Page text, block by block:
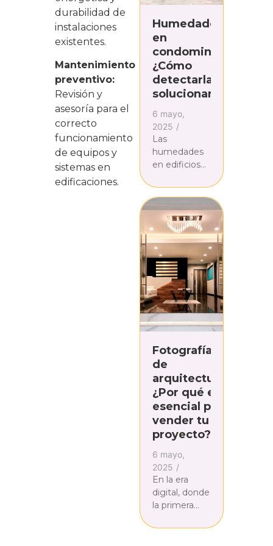
durabilidad de
instalaciones
existentes.
Mantenimiento
preventivo:
Revisión y
asesoría para el
correcto
funcionamiento
de equipos y
sistemas en
edificaciones.
Humedades
en
condominios:
¿Cómo
detectarlas y
solucionarlas?
6 mayo,
2025 /
Las
humedades
en edificios
un problema
estético:
pueden
comprometer
la integridad
estructural de
un
condominio y
afectar...
Fotografía
de
arquitectura:
¿Por qué es
esencial para
vender tu
proyecto?
6 mayo,
2025 /
En la era
digital, donde
la primera
forma en